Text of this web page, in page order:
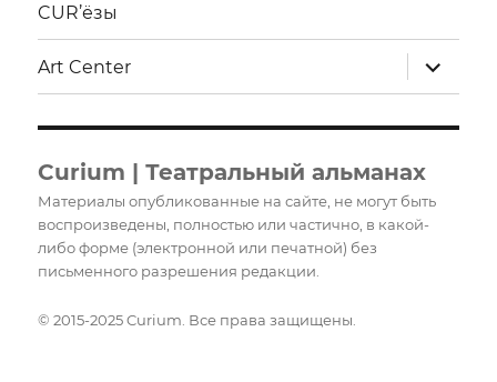
CUR’ёзы
Art Center
меню
Curium | Театральный альманах
Материалы опубликованные на сайте, не могут быть
воспроизведены, полностью или частично, в какой-
либо форме (электронной или печатной) без
письменного разрешения редакции.
© 2015-2025 Curium. Все права защищены.